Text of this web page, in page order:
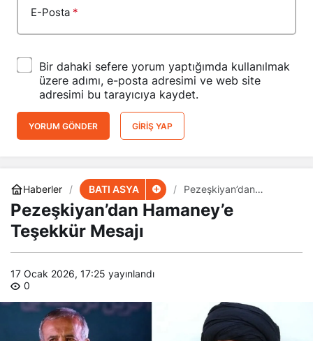
E-Posta *
Bir dahaki sefere yorum yaptığımda kullanılmak
üzere adımı, e-posta adresimi ve web site
adresimi bu tarayıcıya kaydet.
YORUM GÖNDER GIRIŞ YAP
Haberler BATI ASYA
​​​​​​​Pezeşkiyan’dan
Hamaney’e Teşekkür
Mesajı
​​​​​​​Pezeşkiyan’dan Hamaney’e
Teşekkür Mesajı
17 Ocak 2026, 17:25 yayınlandı
0